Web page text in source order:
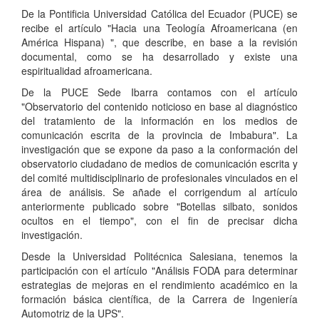
De la Pontificia Universidad Católica del Ecuador (PUCE) se
recibe el artículo "Hacia una Teología Afroamericana (en
América Hispana) ", que describe, en base a la revisión
documental, como se ha desarrollado y existe una
espiritualidad afroamericana.
De la PUCE Sede Ibarra contamos con el artículo
"Observatorio del contenido noticioso en base al diagnóstico
del tratamiento de la información en los medios de
comunicación escrita de la provincia de Imbabura". La
investigación que se expone da paso a la conformación del
observatorio ciudadano de medios de comunicación escrita y
del comité multidisciplinario de profesionales vinculados en el
área de análisis. Se añade el corrigendum al artículo
anteriormente publicado sobre "Botellas silbato, sonidos
ocultos en el tiempo", con el fin de precisar dicha
investigación.
Desde la Universidad Politécnica Salesiana, tenemos la
participación con el artículo "Análisis FODA para determinar
estrategias de mejoras en el rendimiento académico en la
formación básica científica, de la Carrera de Ingeniería
Automotriz de la UPS".